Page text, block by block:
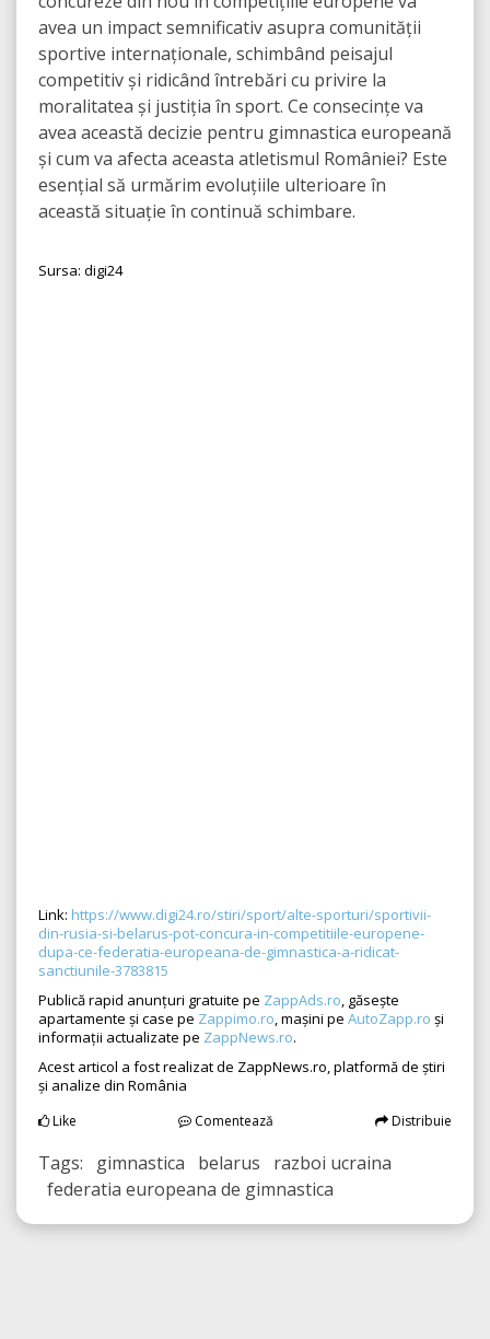
avea un impact semnificativ asupra comunității
sportive internaționale, schimbând peisajul
competitiv și ridicând întrebări cu privire la
moralitatea și justiția în sport. Ce consecințe va
avea această decizie pentru gimnastica europeană
și cum va afecta aceasta atletismul României? Este
esențial să urmărim evoluțiile ulterioare în
această situație în continuă schimbare.
Sursa: digi24
Link: https://www.digi24.ro/stiri/sport/alte-sporturi/sportivii-
din-rusia-si-belarus-pot-concura-in-competitiile-europene-
dupa-ce-federatia-europeana-de-gimnastica-a-ridicat-
sanctiunile-3783815
Publică rapid anunțuri gratuite pe ZappAds.ro, găsește
apartamente și case pe Zappimo.ro, mașini pe AutoZapp.ro și
informații actualizate pe ZappNews.ro.
Acest articol a fost realizat de ZappNews.ro, platformă de știri
și analize din România
Like Comentează Distribuie
Tags: gimnastica belarus razboi ucraina
federatia europeana de gimnastica